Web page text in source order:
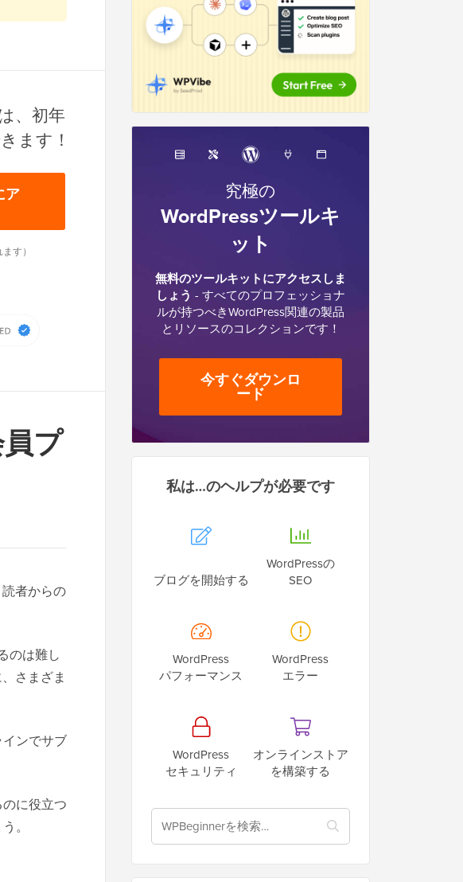
、初年
ます！
ア
す）
プ
者からの
のは難し
さまざま
ンでサブ
に役立つ
。
ー
究極の
WordPressツールキ
ット
無料のツールキットにアクセスしま
しょう - すべてのプロフェッショナ
ルが持つべきWordPress関連の製品
とリソースのコレクションです！
今すぐダウンロ
ード
私は…のヘルプが必要です
ブログを開始する
WordPressの
SEO
WordPress
パフォーマンス
WordPress
エラー
WordPress
セキュリティ
オンラインストア
を構築する